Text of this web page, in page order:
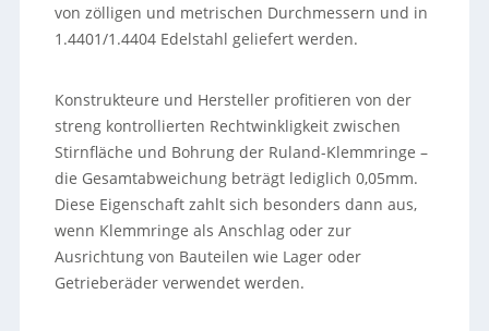
von zölligen und metrischen Durchmessern und in
1.4401/1.4404 Edelstahl geliefert werden.
Konstrukteure und Hersteller profitieren von der
streng kontrollierten Rechtwinkligkeit zwischen
Stirnfläche und Bohrung der Ruland-Klemmringe –
die Gesamtabweichung beträgt lediglich 0,05mm.
Diese Eigenschaft zahlt sich besonders dann aus,
wenn Klemmringe als Anschlag oder zur
Ausrichtung von Bauteilen wie Lager oder
Getrieberäder verwendet werden.